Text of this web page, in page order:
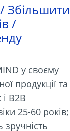
Збільшити
/
у своєму
продукції та
B2B
25-60 років;
зручність